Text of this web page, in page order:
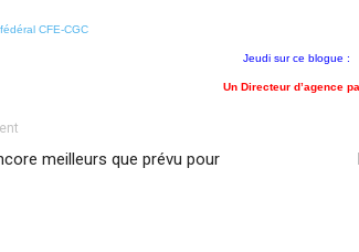
CFE-CGC
Jeudi sur ce blogue :
Un Directeur d’agence
meilleurs que prévu pour